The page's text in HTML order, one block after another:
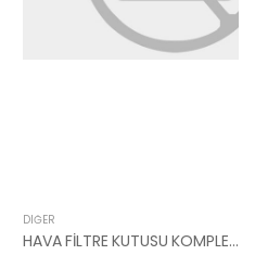
DIĞER
HAVA FİLTRE KUTUSU KOMPLE İ20 BENZİNLİ 28110-C8200-HMC